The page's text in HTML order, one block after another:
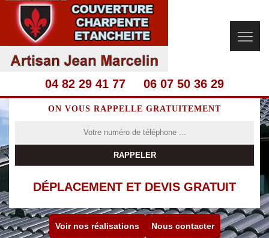
04 82 29 41 77 06 07 50 36 29
ON VOUS RAPPELLE GRATUITEMENT
DÉPLACEMENT ET DEVIS GRATUIT
Voir nos réalisations Nous contacter